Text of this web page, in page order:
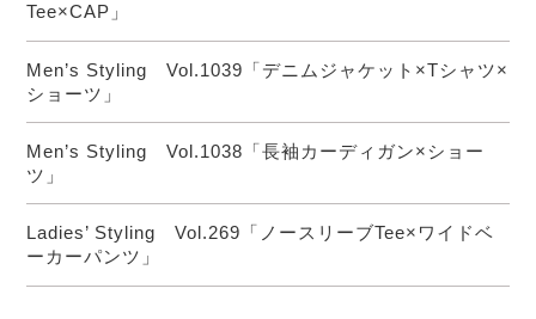
Tee×CAP」
Men’s Styling Vol.1039「デニムジャケット×Tシャツ×
ショーツ」
Men’s Styling Vol.1038「長袖カーディガン×ショー
ツ」
Ladies’ Styling Vol.269「ノースリーブTee×ワイドベ
ーカーパンツ」